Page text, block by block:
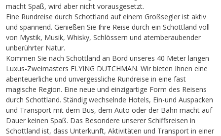
macht Spaß, wird aber nicht vorausgesetzt.
Eine Rundreise durch Schottland auf einem Großsegler ist aktiv
und spannend. Genießen Sie Ihre Reise durch ein Schottland voll
von Mystik, Musik, Whisky, Schlössern und atemberaubender
unberührter Natur.
Kommen Sie nach Schottland an Bord unseres 40 Meter langen
Luxus-Zweimasters FLYING DUTCHMAN. Wir bieten Ihnen eine
abenteuerliche und unvergessliche Rundreise in eine fast
magische Region. Eine neue und einzigartige Form des Reisens
durch Schottland. Ständig wechselnde Hotels, Ein-und Auspacken
und Transport mit dem Bus, dem Auto oder der Bahn macht auf
Dauer keinen Spaß. Das Besondere unserer Schiffsreisen in
Schottland ist, dass Unterkunft, Aktivitäten und Transport in einer